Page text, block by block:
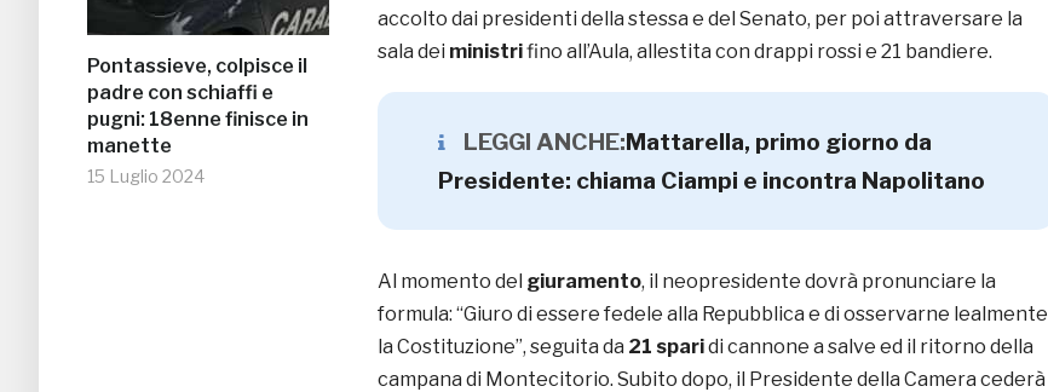
Pontassieve, colpisce il
padre con schiaffi e
pugni: 18enne finisce in
manette
15 Luglio 2024
accolto dai presidenti della stessa e del Senato, per poi attraversare la
sala dei ministrifino all’Aula, allestita con drappi rossi e 21 bandiere.
LEGGI ANCHE:Mattarella, primo giorno da
Presidente: chiama Ciampi e incontra Napolitano
Al momento del giuramento, il neopresidente dovrà pronunciare la
formula: “Giuro di essere fedele alla Repubblica e di osservarne lealmente
la Costituzione”, seguita da 21 sparidi cannone a salve ed il ritorno della
campana di Montecitorio. Subito dopo, il Presidente della Camera cederà